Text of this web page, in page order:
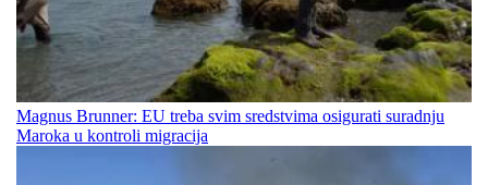
Magnus Brunner: EU treba svim sredstvima osigurati suradnju
Maroka u kontroli migracija